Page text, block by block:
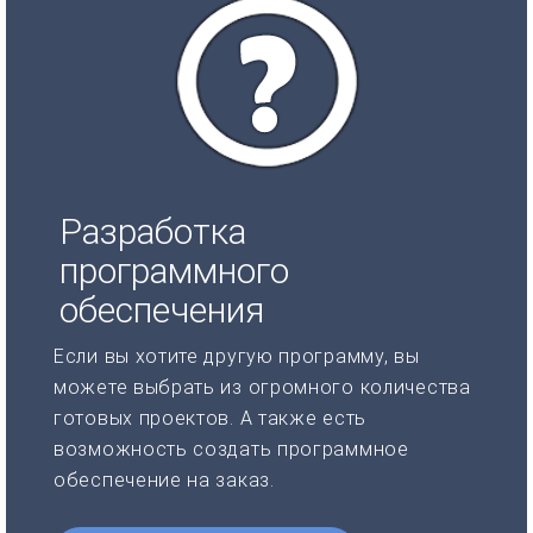
Разработка
программного
обеспечения
Если вы хотите другую программу, вы
можете выбрать из огромного количества
готовых проектов. А также есть
возможность создать программное
обеспечение на заказ.